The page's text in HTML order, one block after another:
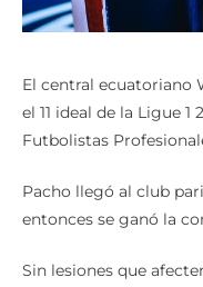
El central ecuatoriano
el 11 ideal de la Ligue
Futbolistas
Pacho llegó al club
entonces se ganó la
Sin lesiones que